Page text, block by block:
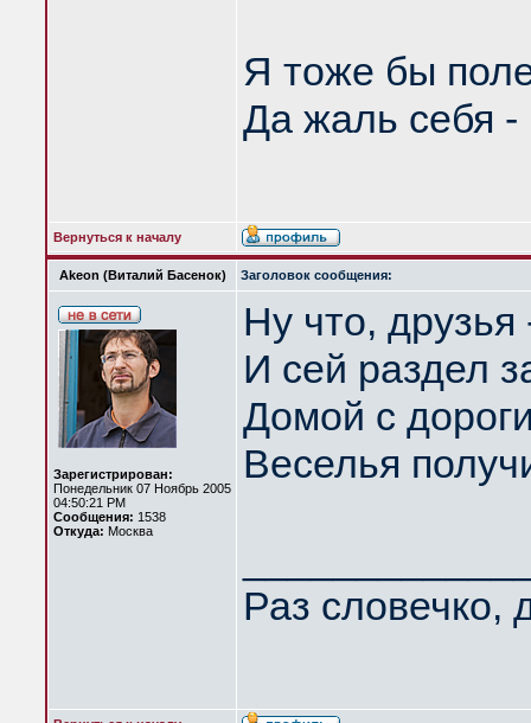
Я тоже бы
Да жаль себя
Вернуться к началу
Akeon (Виталий Басенок) Заголовок сообщения:
Зарегистрирован:
Понедельник 07 Ноябрь 2005
04:50:21 PM
Сообщения: 1538
Откуда: Москва
Ну что,
И сей раздел
Домой с
Веселья
Раз словечко,